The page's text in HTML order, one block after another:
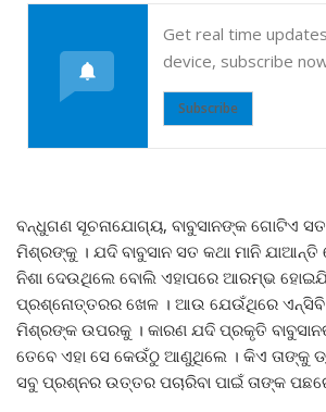
Get real time
device, subscribe
Subscribe
ବନ୍ଧୁଗଣ ସୂଚନାଯୋଗ୍ୟ, ବାବୁସାନଙ୍କ ଗୋଟିଏ
ମିଶ୍ରଙ୍କୁ । ଯଦି ବାବୁସାନ ସତ କଥା ମାନି
ନିଶା ଦେଉଥିଲେ ବୋଲି ଏହାପରେ ଆରମ୍ଭ
ପ୍ରଶ୍ନୋତ୍ତରର ଖେଳ । ଆଉ ଯେଉଁଥିରେ ଏନ୍ସିବି
ମିଶ୍ରଙ୍କ ଉପରକୁ । କାରଣ ଯଦି ପ୍ରକୃତି
ତେବେ ଏହା ସେ କେଉଁଠୁ ଆଣୁଥିଲେ । କିଏ ତାଙ୍କୁ
ସବୁ ପ୍ରଶ୍ନର ଉତ୍ତର ପଚାରିବା ପାଇଁ ତାଙ୍କ